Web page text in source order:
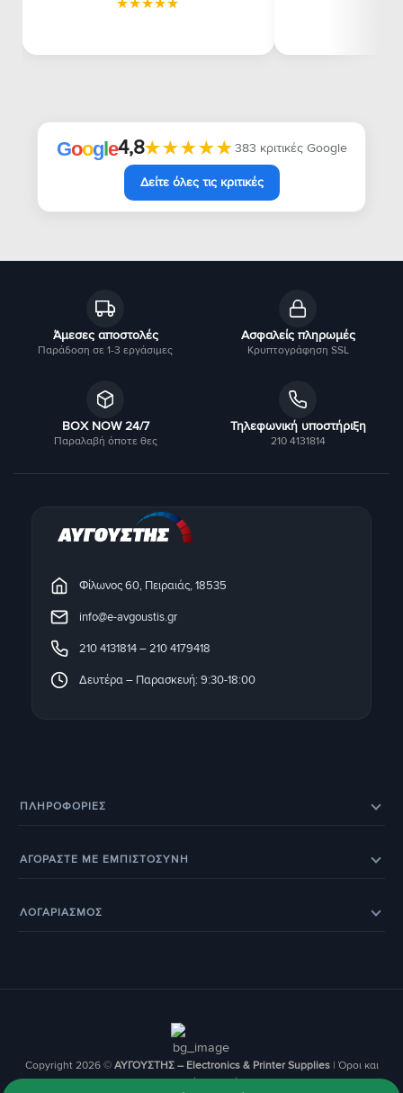
Άμεσες αποστολές
Παράδοση σε 1-3 εργάσιμες
Ασφαλείς πληρωμές
Κρυπτογράφηση SSL
BOX NOW 24/7
Παραλαβή όποτε θες
Τηλεφωνική υποστήριξη
210 4131814
Google4,8★★★★★
★★★★★ 383 κριτικές Google
Δείτε όλες τις κριτικές
Φίλωνος 60, Πειραιάς, 18535
info@e-avgoustis.gr
210 4131814–210 4179418
Δευτέρα – Παρασκευή: 9:30-18:00
ΠΛΗΡΟΦΟΡΊΕΣ
ΑΓΟΡΑΣΤΕ ΜΕ ΕΜΠΙΣΤΟΣΥΝΗ
ΛΟΓΑΡΙΑΣΜΟΣ
Copyright 2026 © ΑΥΓΟΥΣΤΗΣ – Electronics & Printer Supplies| Όροι και
Προϋποθέσεις Χρήσης